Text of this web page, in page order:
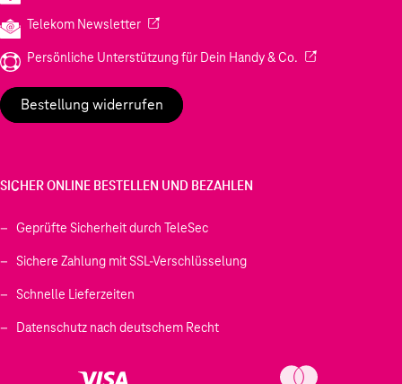
Telekom Newsletter(Wird in einem neuen Tab geöffnet)
Persönliche Unterstützung für Dein Handy & Co. (Wird in einem
Bestellung widerrufen
SICHER ONLINE BESTELLEN UND BEZAHLEN
Geprüfte Sicherheit durch TeleSec
Sichere Zahlung mit SSL-Verschlüsselung
Schnelle Lieferzeiten
Datenschutz nach deutschem Recht